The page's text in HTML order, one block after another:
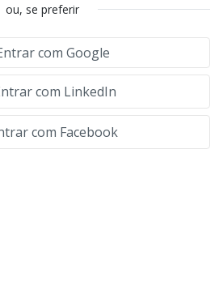
ou, se preferir
com Google
com LinkedIn
com Facebook